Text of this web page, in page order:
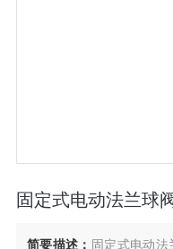
固定式电动法兰球
简要描述： 固定式电动法